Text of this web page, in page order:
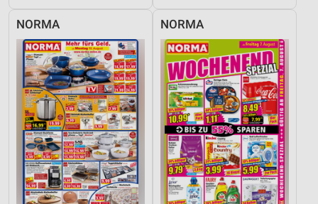
NORMA NORMA
Analyse von Zielgruppen durch Statistiken oder
Kombinationen von Daten aus verschiedenen
Quellen
Entwicklung und Verbesserung der Angebote
Verwendung reduzierter Daten zur Auswahl von
Inhalten
IAB-Besonderheiten:
Verwendung genauer Standortdaten